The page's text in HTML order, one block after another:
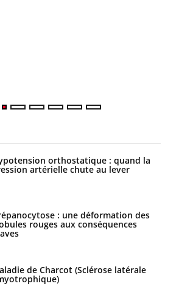
orthostatique : quand la
artérielle chute au lever
: une déformation des
rouges aux conséquences
de Charcot (Sclérose latérale